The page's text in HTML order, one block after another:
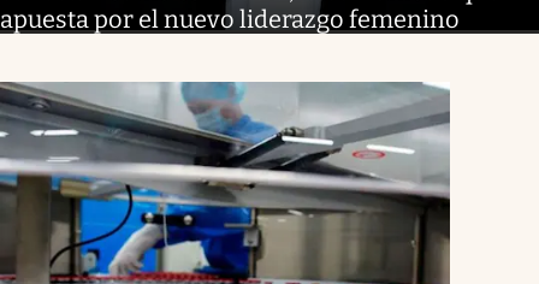
apuesta por el nuevo liderazgo femenino